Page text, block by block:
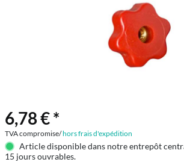
6,78 € *
TVA compromise/hors frais d'expédition
Article disponible dans notre entrepôt
15 jours ouvrables.